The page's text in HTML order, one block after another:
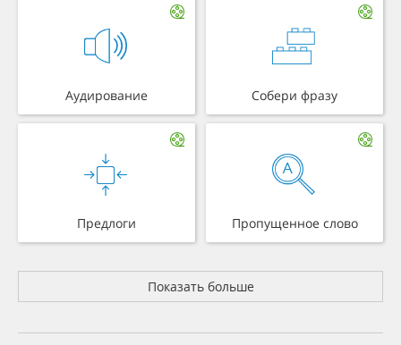
Аудирование Собери фразу
Предлоги Пропущенное слово
Показать больше